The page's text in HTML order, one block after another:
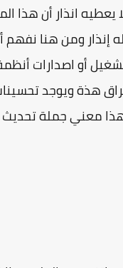
انذار أن هذا
وشخص لديه ويندوز 7 لا يظهر
أو اصدارات
هذة ويوجد
معني جملة